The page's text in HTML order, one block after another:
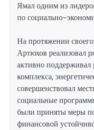
Ямал одним из
по социально-
На протяжении
Артюхов реализовал
активно поддерживал
комплекса,
совершенствовал
социальные
были приняты меры
финансовой